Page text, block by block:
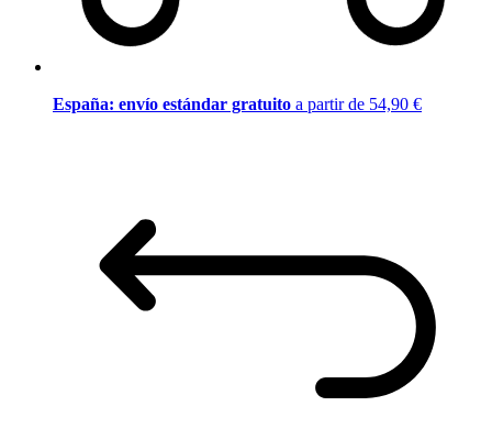
España: envío estándar gratuito a partir de 54,90 €